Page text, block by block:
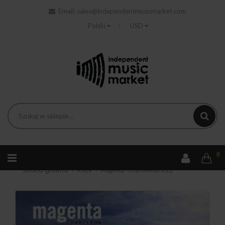
Email:
sales@independentmusicmarket.com
Polski
USD
0
Strona główna Rock Magenta - Chameleon (CD)